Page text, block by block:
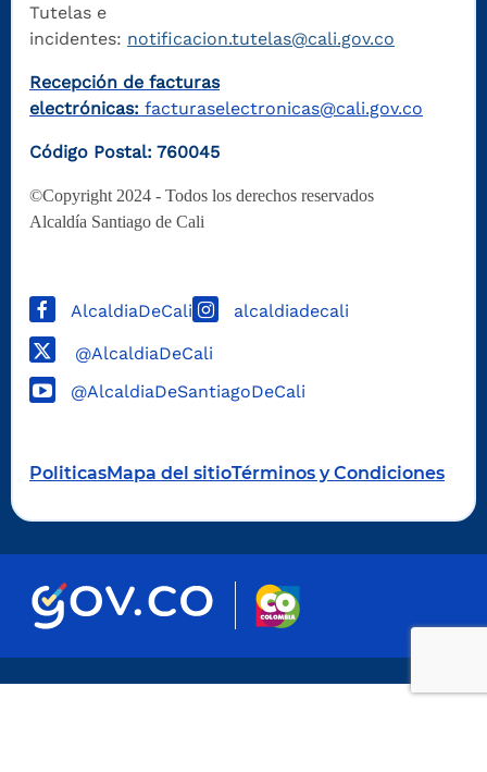
Tutelas e
incidentes: notificacion.tutelas@cali.gov.co
Recepción de facturas
electrónicas: facturaselectronicas@cali.gov.co
Código Postal: 760045
©Copyright 2024 - Todos los derechos reservados
Alcaldía Santiago de Cali
AlcaldiaDeCali alcaldiadecali
@AlcaldiaDeCali
@AlcaldiaDeSantiagoDeCali
PoliticasMapa del sitioTérminos y Condiciones